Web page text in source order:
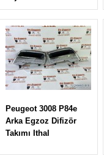
Peugeot 3008 P84e
Arka Egzoz Difizör
Takımı Ithal